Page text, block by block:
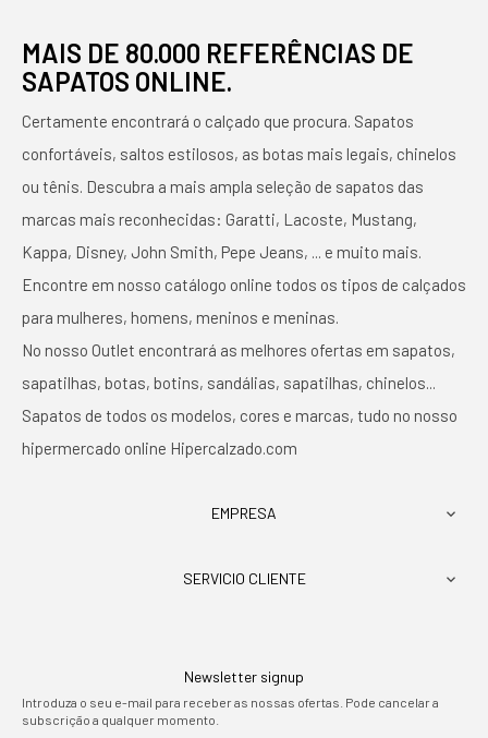
MAIS DE 80.000 REFERÊNCIAS DE
SAPATOS ONLINE.
Certamente encontrará o calçado que procura. Sapatos
confortáveis, saltos estilosos, as botas mais legais, chinelos
ou tênis. Descubra a mais ampla seleção de sapatos das
marcas mais reconhecidas: Garatti, Lacoste, Mustang,
Kappa, Disney, John Smith, Pepe Jeans, ... e muito mais.
Encontre em nosso catálogo online todos os tipos de calçados
para mulheres, homens, meninos e meninas.
No nosso Outlet encontrará as melhores ofertas em sapatos,
sapatilhas, botas, botins, sandálias, sapatilhas, chinelos...
Sapatos de todos os modelos, cores e marcas, tudo no nosso
hipermercado online Hipercalzado.com
EMPRESA 
SERVICIO CLIENTE 
Newsletter signup
Introduza o seu e-mail para receber as nossas ofertas. Pode cancelar a
subscrição a qualquer momento.